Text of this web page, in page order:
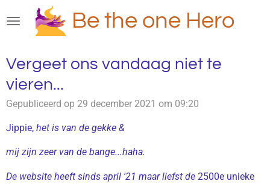
direct
de
hoofdinhoud
Be the one Hero
Vergeet ons vandaag niet te
vieren...
Gepubliceerd op 29 december 2021 om 09:20
Jippie, het is van de gekke &
mij zijn zeer van de bange...haha.
De website heeft sinds april '21 maar liefst de 2500e unieke